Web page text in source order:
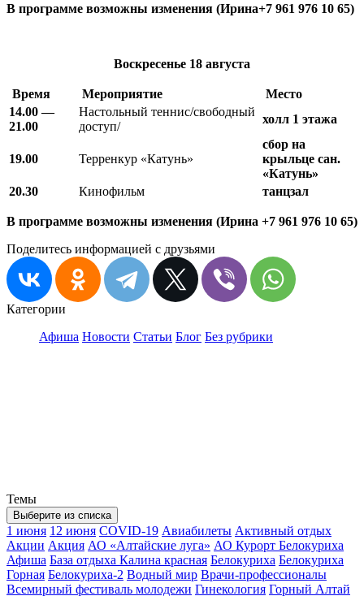
В программе возможны изменения (Ирина+7 961 976 10 65)
Воскресенье 18 августа
Время Мероприятие
Место
14.00 —
21.00
Настольный теннис/свободный
доступ/
холл 1 этажа
19.00 Терренкур «Катунь»
сбор на
крыльце сан.
«Катунь»
20.30
Кинофильм танцзал
В программе возможны изменения (Ирина +7 961 976 10 65)
Поделитесь информацией с друзьями
Категории
Афиша Новости Статьи Блог Без рубрики
Темы
Выберите из списка
1 июня 12 июня COVID-19 Авиабилеты Активный отдых
Акции Акция АО «Алтайские луга» АО Курорт Белокуриха
Афиша База отдыха Калина красная Белокуриха Белокуриха
Горная Белокуриха-2 Водный мир Врачи-профессионалы
Всемирный фестиваль молодежи Гинекология Горный Алтай